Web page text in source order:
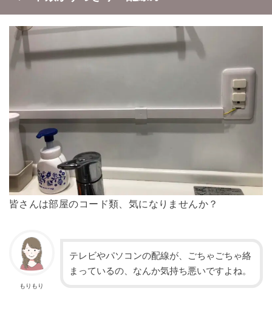
皆さんは部屋のコード類、気になりませんか？
もりもり
テレビやパソコンの配線が、ごちゃごちゃ絡
まっているの、なんか気持ち悪いですよね。